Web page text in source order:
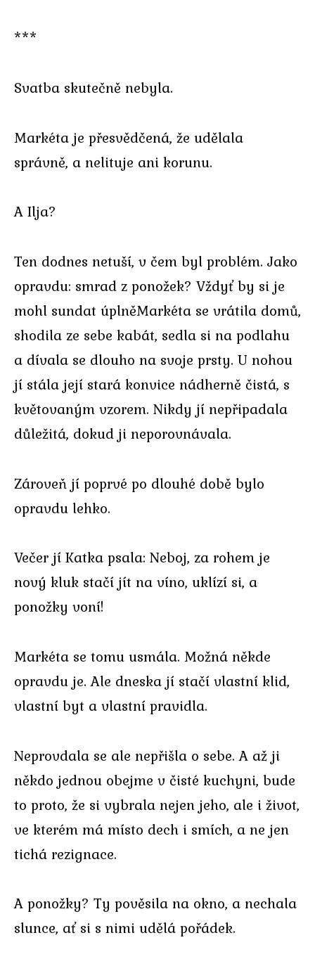
***
Svatba skutečně nebyla.
Markéta je přesvědčená, že udělala
správně, a nelituje ani korunu.
A Ilja?
Ten dodnes netuší, v čem byl problém. Jako
opravdu: smrad z ponožek? Vždyť by si je
mohl sundat úplněMarkéta se vrátila domů,
shodila ze sebe kabát, sedla si na podlahu
a dívala se dlouho na svoje prsty. U nohou
jí stála její stará konvice nádherně čistá, s
květovaným vzorem. Nikdy jí nepřipadala
důležitá, dokud ji neporovnávala.
Zároveň jí poprvé po dlouhé době bylo
opravdu lehko.
Večer jí Katka psala: Neboj, za rohem je
nový kluk stačí jít na víno, uklízí si, a
ponožky voní!
Markéta se tomu usmála. Možná někde
opravdu je. Ale dneska jí stačí vlastní klid,
vlastní byt a vlastní pravidla.
Neprovdala se ale nepřišla o sebe. A až ji
někdo jednou obejme v čisté kuchyni, bude
to proto, že si vybrala nejen jeho, ale i život,
ve kterém má místo dech i smích, a ne jen
tichá rezignace.
A ponožky? Ty pověsila na okno, a nechala
slunce, ať si s nimi udělá pořádek.